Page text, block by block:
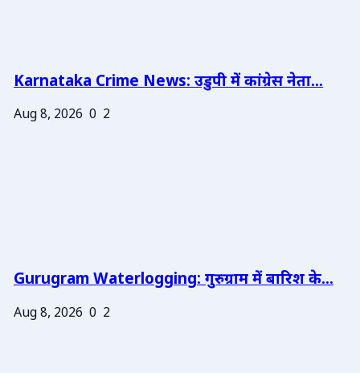
Karnataka Crime News: उडुपी में कांग्रेस नेता...
Aug 8, 2026 0 2
Gurugram Waterlogging: गुरुग्राम में बारिश के...
Aug 8, 2026 0 2